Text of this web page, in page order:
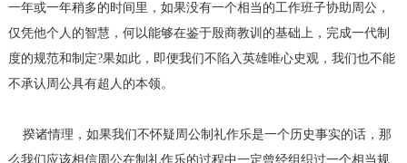
一年或一年稍多的时间里，如果没有一个相当的工作班子协助周公，
仅凭他个人的智慧，何以能够在鉴于殷商教训的基础上，完成一代制
度的规范和制定?果如此，即便我们不陷入英雄唯心史观，我们也不能
不承认周公具有超人的本领。
揆诸情理，如果我们不怀疑周公制礼作乐是一个历史事实的话，那
么我们应该相信周公在制礼作乐的过程中一定曾经组织过一个相当规